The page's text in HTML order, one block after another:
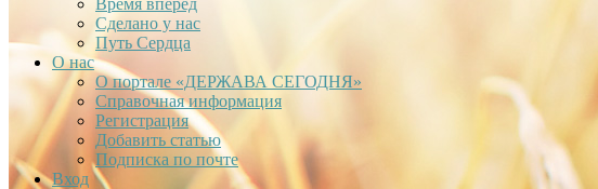
Время вперёд
Сделано у нас
Путь Сердца
О нас
О портале «ДЕРЖАВА СЕГОДНЯ»
Справочная информация
Регистрация
Добавить статью
Подписка по почте
Вход